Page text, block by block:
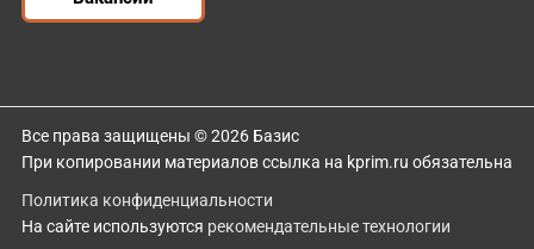
Все права защищены © 2026 Базис
При копировании материалов ссылка на kprim.ru обязательна
Политика конфиденциальности
На сайте используются рекомендательные технологии